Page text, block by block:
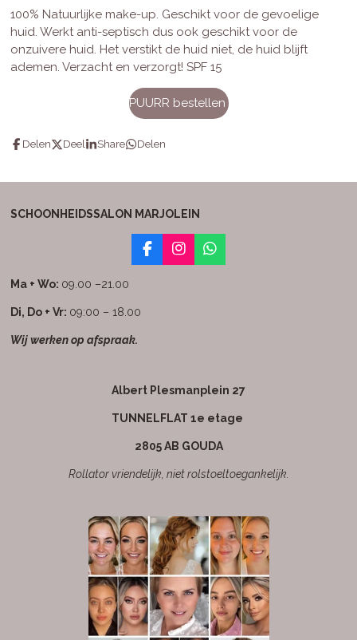
100% Natuurlijke make-up. Geschikt voor de gevoelige
huid. Werkt anti-septisch dus ook geschikt voor de
onzuivere huid. Het verstikt de huid niet, de huid blijft
ademen. Verzacht en verzorgt! SPF 15
PUURR bestellen
Delen Deel Share Delen
SCHOONHEIDSSALON MARJOLEIN
F
a
I
n
W
h
Ma + Wo: 09.00 –21.00
Di, Do + Vr: 09:00 – 18.00
Wij werken op afspraak.
Albert Plesmanplein 27
TUNNELFLAT 1e etage
2805 AB GOUDA
Rollator vriendelijk, niet rolstoeltoegankelijk.